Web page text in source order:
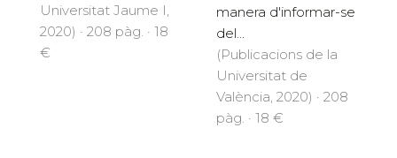
Universitat Jaume I,
2020) · 208 pàg. · 18
€
manera d'informar-se
del...
(Publicacions de la
Universitat de
València, 2020) · 208
pàg. · 18 €